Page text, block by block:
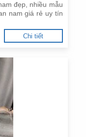
đẹp, nhiều mẫu
nam giá rẻ uy tín
Chi tiết